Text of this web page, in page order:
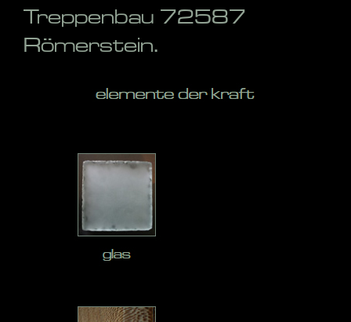
Treppenbau 72587
Römerstein.